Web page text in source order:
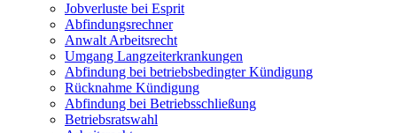
Jobverluste bei Esprit
Abfindungsrechner
Anwalt Arbeitsrecht
Umgang Langzeiterkrankungen
Abfindung bei betriebsbedingter Kündigung
Rücknahme Kündigung
Abfindung bei Betriebsschließung
Betriebsratswahl